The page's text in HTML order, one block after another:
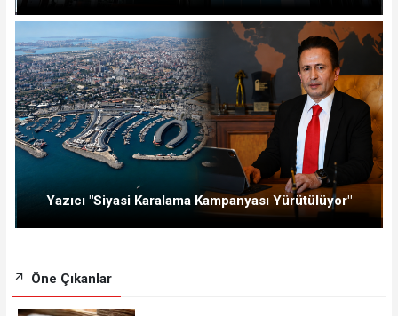
Yazıcı "Siyasi Karalama Kampanyası Yürütülüyor"
Öne Çıkanlar